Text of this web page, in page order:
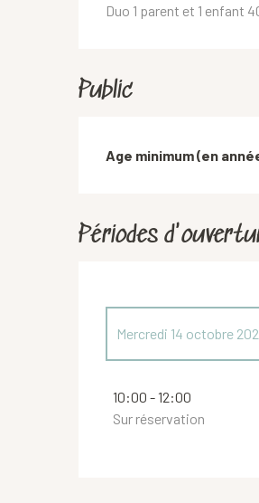
Duo 1 parent et 1 enfant
Public
Age minimum (en
Périodes
Mercredi 14 octobre
10:00 - 12:00
Sur réservation